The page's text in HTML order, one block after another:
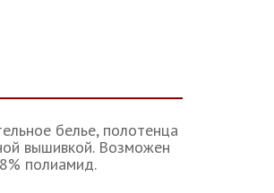
белье, полотенца
вышивкой. Возможен
полиамид.